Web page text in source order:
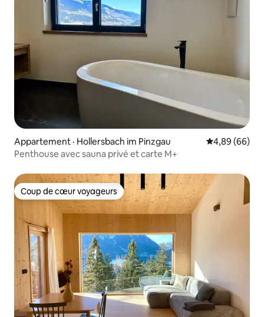
Appartement · Hollersbach im Pinzgau Note
4,89 (66)
Penthouse avec sauna privé et carte M+
Coup de cœur voyageurs
Coup de cœur voyageurs